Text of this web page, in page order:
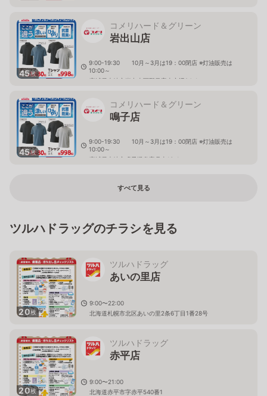
45枚
コメリハード＆グリーン
岩出山店
9:00-19:30 10月～3月は19：00閉店 ※灯油販売は
10:00～
宮城県大崎市岩出山下野目字山之辺24-1
45枚
コメリハード＆グリーン
鳴子店
9:00-19:30 10月～3月は19：00閉店 ※灯油販売は
10:00～
宮城県大崎市鳴子温泉字月山13-1
すべて見る
ツルハドラッグのチラシを見る
20枚
ツルハドラッグ
あいの里店
9:00〜22:00
北海道札幌市北区あいの里2条6丁目1番28号
20枚
ツルハドラッグ
赤平店
9:00〜21:00
北海道赤平市字赤平540番1